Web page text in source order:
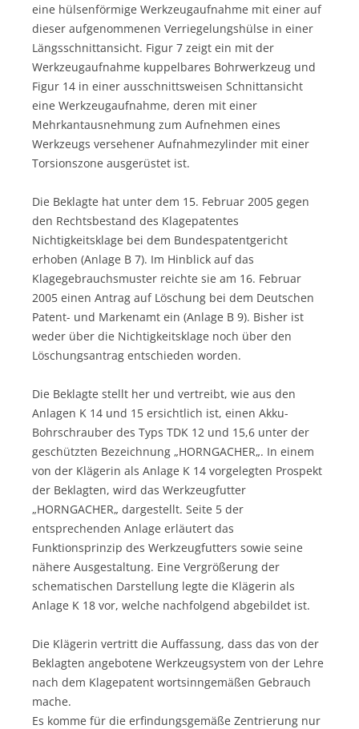
eine hülsenförmige Werkzeugaufnahme mit einer auf
dieser aufgenommenen Verriegelungshülse in einer
Längsschnittansicht. Figur 7 zeigt ein mit der
Werkzeugaufnahme kuppelbares Bohrwerkzeug und
Figur 14 in einer ausschnittsweisen Schnittansicht
eine Werkzeugaufnahme, deren mit einer
Mehrkantausnehmung zum Aufnehmen eines
Werkzeugs versehener Aufnahmezylinder mit einer
Torsionszone ausgerüstet ist.
Die Beklagte hat unter dem 15. Februar 2005 gegen
den Rechtsbestand des Klagepatentes
Nichtigkeitsklage bei dem Bundespatentgericht
erhoben (Anlage B 7). Im Hinblick auf das
Klagegebrauchsmuster reichte sie am 16. Februar
2005 einen Antrag auf Löschung bei dem Deutschen
Patent- und Markenamt ein (Anlage B 9). Bisher ist
weder über die Nichtigkeitsklage noch über den
Löschungsantrag entschieden worden.
Die Beklagte stellt her und vertreibt, wie aus den
Anlagen K 14 und 15 ersichtlich ist, einen Akku-
Bohrschrauber des Typs TDK 12 und 15,6 unter der
geschützten Bezeichnung „HORNGACHER„. In einem
von der Klägerin als Anlage K 14 vorgelegten Prospekt
der Beklagten, wird das Werkzeugfutter
„HORNGACHER„ dargestellt. Seite 5 der
entsprechenden Anlage erläutert das
Funktionsprinzip des Werkzeugfutters sowie seine
nähere Ausgestaltung. Eine Vergrößerung der
schematischen Darstellung legte die Klägerin als
Anlage K 18 vor, welche nachfolgend abgebildet ist.
Die Klägerin vertritt die Auffassung, dass das von der
Beklagten angebotene Werkzeugsystem von der Lehre
nach dem Klagepatent wortsinngemäßen Gebrauch
mache.
Es komme für die erfindungsgemäße Zentrierung nur